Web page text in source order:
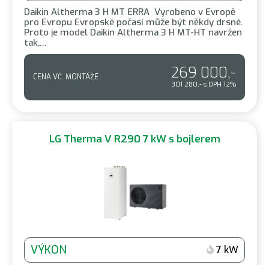
Daikin Altherma 3 H MT ERRA Vyrobeno v Evropě
pro Evropu Evropské počasí může být někdy drsné.
Proto je model Daikin Altherma 3 H MT-HT navržen
tak,…
CENA VČ. MONTÁŽE 269 000,-
301 280,- s DPH 12%
LG Therma V R290 7 kW s bojlerem
VÝKON 7 kW